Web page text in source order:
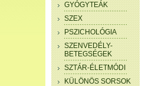
GYÓGYTEÁK
SZEX
PSZICHOLÓGIA
SZENVEDÉLY-
BETEGSÉGEK
SZTÁR-ÉLETMÓDI
KÜLÖNÖS SORSOK